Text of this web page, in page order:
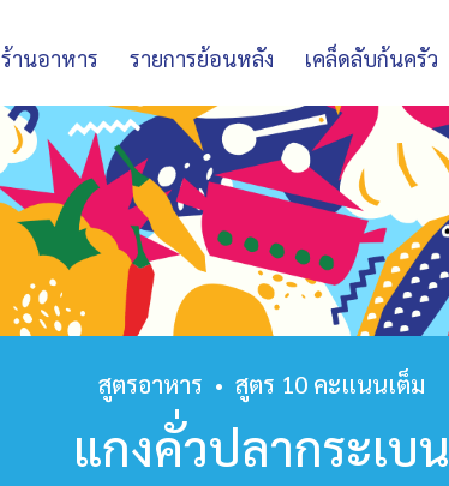
ร้านอาหาร รายการย้อนหลัง เคล็ดลับก้นครัว
สูตรอาหาร • สูตร 10 คะแนนเต็ม
แกงคั่วปลากระเบน